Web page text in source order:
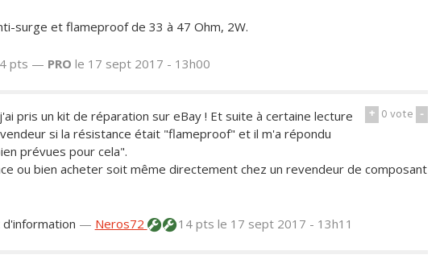
surge et flameproof de 33 à 47 Ohm, 2W.
pts — PRO le 17 sept 2017 - 13h00
+ 0vote -
pris un kit de réparation sur eBay ! Et suite à certaine lecture
si la résistance était "flameproof" et il m'a répondu
prévues pour cela".
ou bien acheter soit même directement chez un revendeur de composant
— Neros72 14 pts le 17 sept 2017 - 13h11